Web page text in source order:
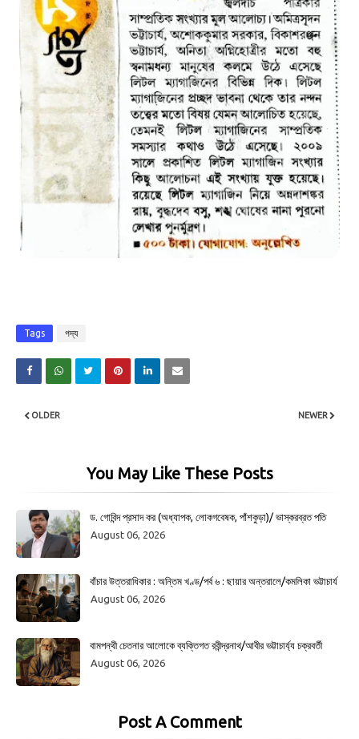
Tags গদ্য
NEWER
OLDER
You May Like These Posts
ড. গোবিন্দ প্রসাদ কর (অধ্যাপক, লোকগবেষক, পাঁশকুড়া)/ ভাস্করব্রত পতি
August 06, 2026
বাঁচার উত্তরাধিকার : অন্তিম খণ্ড/পর্ব ৬ : ছায়ার অন্তরালে/কমলিকা ভট্টাচার্য
August 06, 2026
বামপন্থী চেতনার আলোকে ব্যক্তিগত রবীন্দ্রনাথ/আবীর ভট্টাচার্য্য চক্রবর্তী
August 06, 2026
Post A Comment